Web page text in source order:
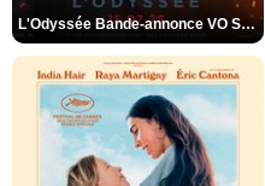
L'Odyssée Bande-annonce VO STFR